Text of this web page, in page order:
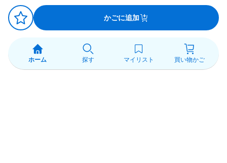
かごに追加
ホーム 探す マイリスト 買い物かご